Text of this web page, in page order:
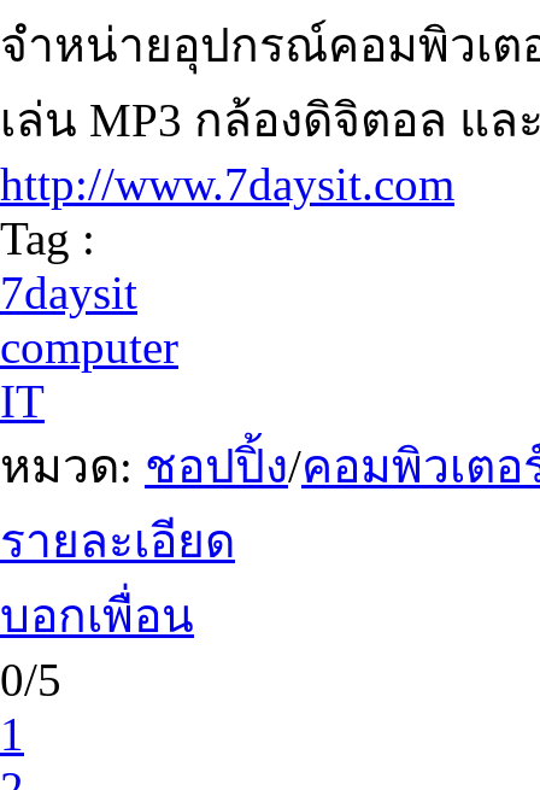
จำหน่ายอุปกรณ์คอมพิวเต
เล่น MP3 กล้องดิจิตอล แ
http://www.7daysit.com
Tag :
7daysit
computer
IT
หมวด: ชอปปิ้ง/คอมพิวเต
รายละเอียด
บอกเพื่อน
0/5
1